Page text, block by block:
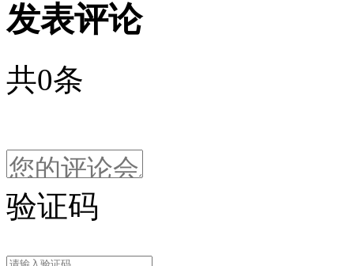
发表评论
共0条
验证码